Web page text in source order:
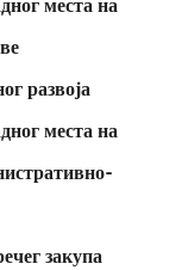
места на
развоја
места на
закупа